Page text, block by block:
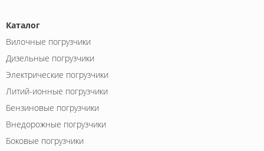
Каталог
Вилочные погрузчики
Дизельные погрузчики
Электрические погрузчики
Литий-ионные погрузчики
Бензиновые погрузчики
Внедорожные погрузчики
Боковые погрузчики